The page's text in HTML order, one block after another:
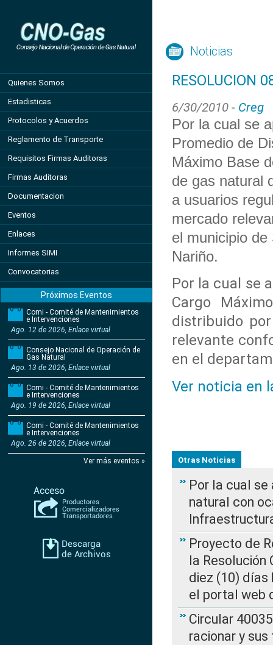
Quienes Somos
Estadisticas
Protocolos y Acuerdos
Reglamento de Transporte
Requisitos Firmas Auditoras
Firmas Auditoras
Documentacion
Eventos
Enlaces
Informes SIMI
Convocatorias
Próximos Eventos
Comi - Comité de Mantenimientos
e Intervenciones
Ago. 12 de 2026, Enlace virtual
Consejo Nacional de Operación de
Gas Natural
Ago. 13 de 2026, Enlace virtual
Comi - Comité de Mantenimientos
e Intervenciones
Ago. 19 de 2026, Enlace virtual
Comi - Comité de Mantenimientos
e Intervenciones
Ago. 26 de 2026, Enlace virtual
Ver más eventos »
Noticias
RESOLUCION
6/30/2010 - Creg
Por la cual se
Promedio de
Máximo Base
de gas natural
a usuarios
mercado
el municipio
Nariño.
Por la cual se
Cargo
distribuido
relevante
en el
Ver noticia en
Otras Noticias
Por la cual
natural con
Proyecto de
la Resolución
diez (10) días
el portal web
Circular
racionar y